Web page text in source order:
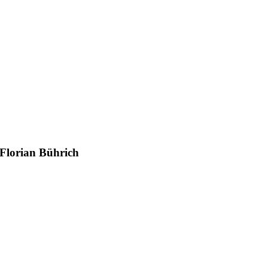
Florian Bührich